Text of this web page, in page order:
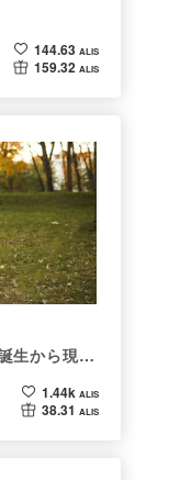
144.63 ALIS
159.32 ALIS
生から現在
1.44k ALIS
38.31 ALIS